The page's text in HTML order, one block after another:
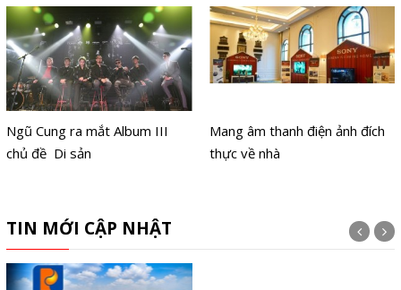
Ngũ Cung ra mắt Album III
chủ đề Di sản
Mang âm thanh điện ảnh đích
thực về nhà
TIN MỚI CẬP NHẬT